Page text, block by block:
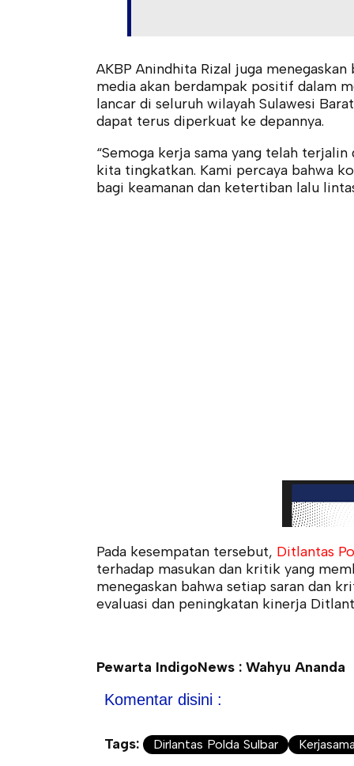
AKBP Anindhita Rizal juga
media akan berdampak positif dalam
lancar di seluruh wilayah Sulawesi
dapat terus diperkuat ke depannya.
“Semoga kerja sama yang telah
kita tingkatkan. Kami percaya bahwa
bagi keamanan dan ketertiban lalu
Pada kesempatan tersebut, Ditlantas
terhadap masukan dan kritik yang
menegaskan bahwa setiap saran dan
evaluasi dan peningkatan kinerja
Pewarta IndigoNews : Wahyu Ananda
Komentar disini :
Tags: Dirlantas Polda Sulbar